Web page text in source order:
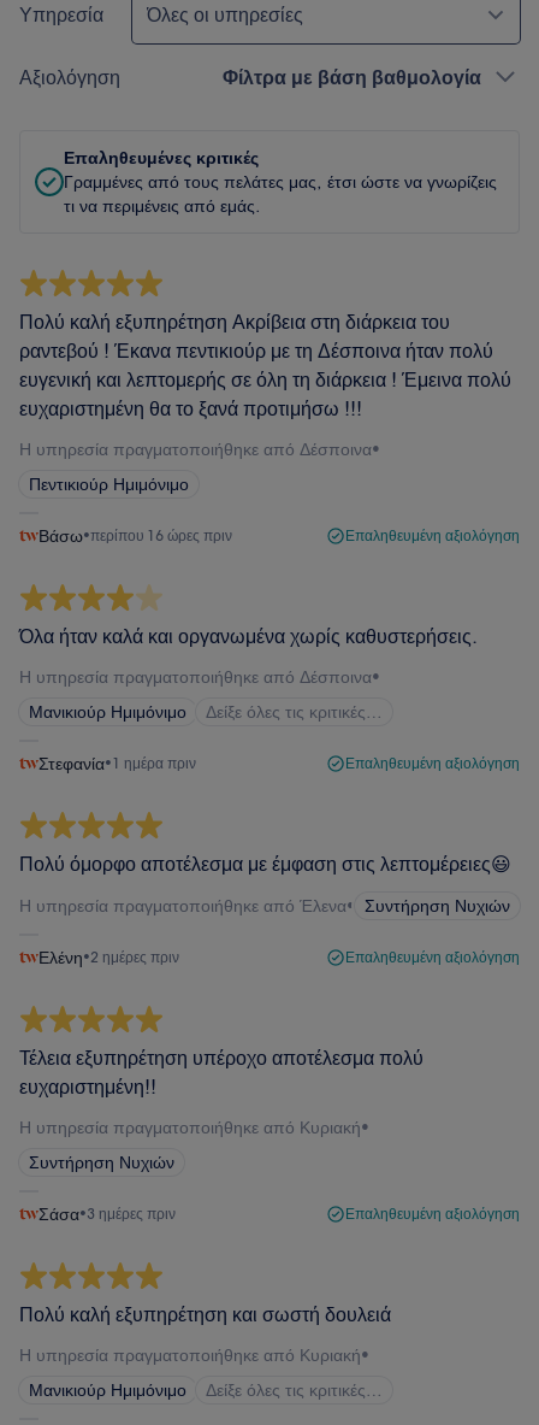
Υπηρεσία Όλες οι υπηρεσίες
Αξιολόγηση Φίλτρα με βάση βαθμολογία
Επαληθευμένες κριτικές
Γραμμένες από τους πελάτες μας, έτσι ώστε να γνωρίζεις
τι να περιμένεις από εμάς.
Πολύ καλή εξυπηρέτηση Ακρίβεια στη διάρκεια του
ραντεβού ! Έκανα πεντικιούρ με τη Δέσποινα ήταν πολύ
ευγενική και λεπτομερής σε όλη τη διάρκεια ! Έμεινα πολύ
ευχαριστημένη θα το ξανά προτιμήσω !!!
Η υπηρεσία πραγματοποιήθηκε από Δέσποινα•
Πεντικιούρ Ημιμόνιμο
Βάσω•περίπου 16 ώρες πριν Επαληθευμένη αξιολόγηση
Όλα ήταν καλά και οργανωμένα χωρίς καθυστερήσεις.
Η υπηρεσία πραγματοποιήθηκε από Δέσποινα•
Μανικιούρ Ημιμόνιμο
Δείξε όλες τις κριτικές…
Στεφανία•1 ημέρα πριν Επαληθευμένη αξιολόγηση
Πολύ όμορφο αποτέλεσμα με έμφαση στις λεπτομέρειες😃
Η υπηρεσία πραγματοποιήθηκε από Έλενα• Συντήρηση Νυχιών
Ελένη•2 ημέρες πριν Επαληθευμένη αξιολόγηση
Τέλεια εξυπηρέτηση υπέροχο αποτέλεσμα πολύ
ευχαριστημένη!!
Η υπηρεσία πραγματοποιήθηκε από Κυριακή•
Συντήρηση Νυχιών
Σάσα•3 ημέρες πριν Επαληθευμένη αξιολόγηση
Πολύ καλή εξυπηρέτηση και σωστή δουλειά
Η υπηρεσία πραγματοποιήθηκε από Κυριακή•
Μανικιούρ Ημιμόνιμο
Δείξε όλες τις κριτικές…